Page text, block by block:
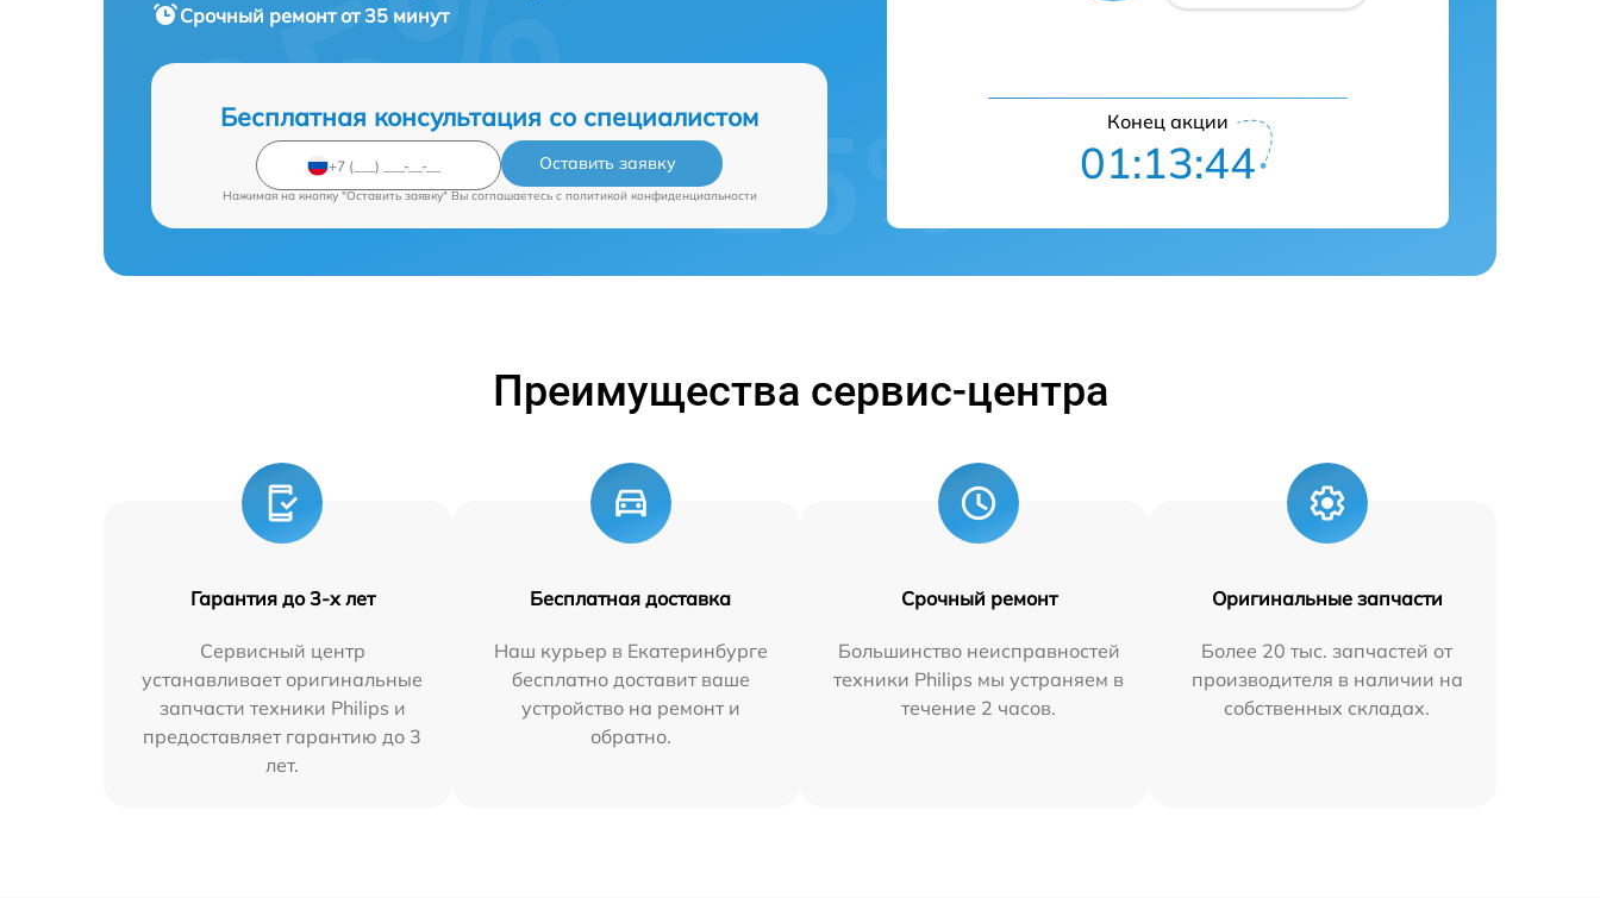
Срочный ремонтот 35 минут
Бесплатная консультация со специалистом
Оставить заявку
Нажимая на кнопку "Оставить заявку" Вы соглашаетесь c политикой конфиденциальности
Конец акции
01:13:43
Преимущества сервис-центра
Гарантия до 3-х лет
Сервисный центр
устанавливает оригинальные
запчасти техники Philips и
предоставляет гарантию до 3
лет.
Бесплатная доставка
Наш курьер в Екатеринбурге
бесплатно доставит ваше
устройство на ремонт и
обратно.
Срочный ремонт
Большинство неисправностей
техники Philips мы устраняем в
течение 2 часов.
Оригинальные запчасти
Более 20 тыс. запчастей от
производителя в наличии на
собственных складах.